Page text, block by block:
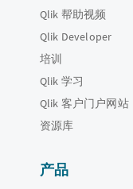
Qlik 帮助视频
Qlik Developer
培训
Qlik 学习
Qlik 客户门户网站
资源库
产品